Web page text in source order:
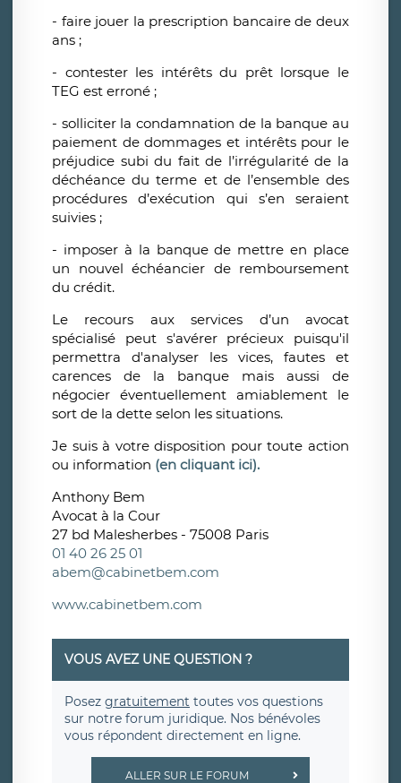
- faire jouer la prescription bancaire de deux
ans ;
- contester les intérêts du prêt lorsque le
TEG est erroné ;
- solliciter la condamnation de la banque au
paiement de dommages et intérêts pour le
préjudice subi du fait de l’irrégularité de la
déchéance du terme et de l’ensemble des
procédures d’exécution qui s’en seraient
suivies ;
- imposer à la banque de mettre en place
un nouvel échéancier de remboursement
du crédit.
Le recours aux services d’un avocat
spécialisé peut s'avérer précieux puisqu'il
permettra d'analyser les vices, fautes et
carences de la banque mais aussi de
négocier éventuellement amiablement le
sort de la dette selon les situations.
Je suis à votre disposition pour toute action
ou information (en cliquant ici).
Anthony Bem
Avocat à la Cour
27 bd Malesherbes - 75008 Paris
01 40 26 25 01
abem@cabinetbem.com
www.cabinetbem.com
VOUS AVEZ UNE QUESTION ?
Posez gratuitement toutes vos questions
sur notre forum juridique. Nos bénévoles
vous répondent directement en ligne.
ALLER SUR LE FORUM